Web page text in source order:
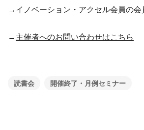
→イノベーション・アクセル会員の
→主催者へのお問い合わせはこちら
読書会 開催終了・月例セミナー